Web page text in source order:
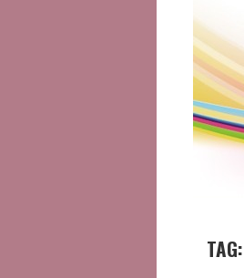
TAG: